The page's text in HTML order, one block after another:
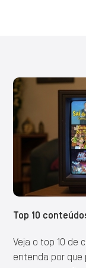
Top 10
Veja o top 10 de
entenda por que